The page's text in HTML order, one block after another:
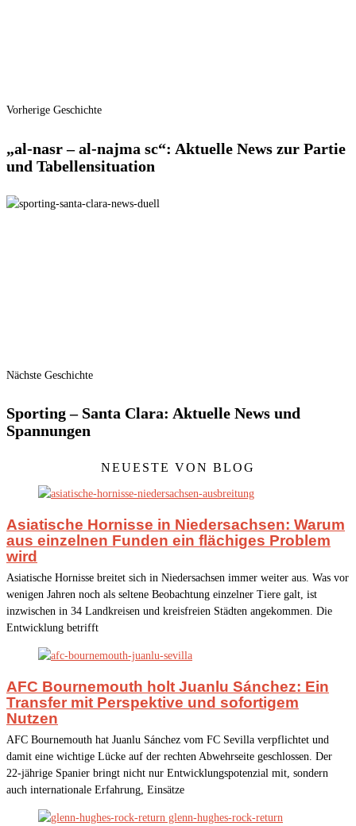
Vorherige Geschichte
„al-nasr – al-najma sc“: Aktuelle News zur Partie
und Tabellensituation
Nächste Geschichte
Sporting – Santa Clara: Aktuelle News und
Spannungen
NEUESTE VON BLOG
Asiatische Hornisse in Niedersachsen: Warum
aus einzelnen Funden ein flächiges Problem
wird
Asiatische Hornisse breitet sich in Niedersachsen immer weiter aus. Was vor
wenigen Jahren noch als seltene Beobachtung einzelner Tiere galt, ist
inzwischen in 34 Landkreisen und kreisfreien Städten angekommen. Die
Entwicklung betrifft
AFC Bournemouth holt Juanlu Sánchez: Ein
Transfer mit Perspektive und sofortigem
Nutzen
AFC Bournemouth hat Juanlu Sánchez vom FC Sevilla verpflichtet und
damit eine wichtige Lücke auf der rechten Abwehrseite geschlossen. Der
22-jährige Spanier bringt nicht nur Entwicklungspotenzial mit, sondern
auch internationale Erfahrung, Einsätze